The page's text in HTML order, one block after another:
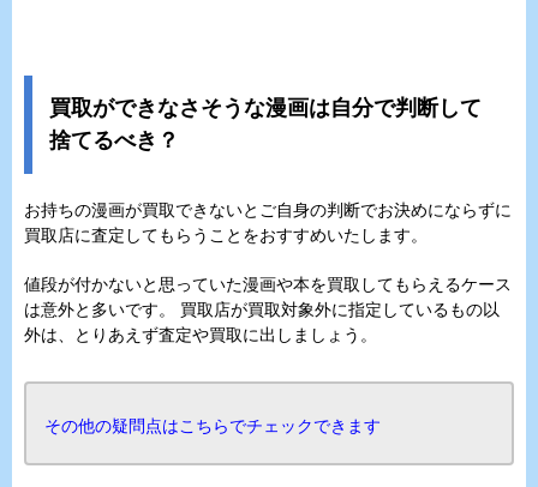
買取ができなさそうな漫画は自分で判断して
捨てるべき？
お持ちの漫画が買取できないとご自身の判断でお決めにならずに
買取店に査定してもらうことをおすすめいたします。
値段が付かないと思っていた漫画や本を買取してもらえるケース
は意外と多いです。 買取店が買取対象外に指定しているもの以
外は、とりあえず査定や買取に出しましょう。
その他の疑問点はこちらでチェックできます